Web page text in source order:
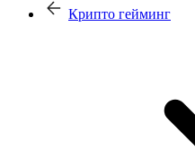
Крипто гейминг